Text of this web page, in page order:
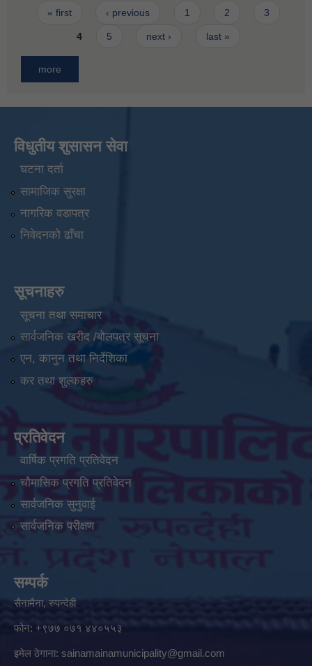
Pages
« first ‹ previous 1 2 3
4 5 next › last »
more
विधुतीय शुसासन सेवा
घटना दर्ता
सामाजिक सुरक्षा
नागरिक वडापत्र
निवेदनको ढाँचा
सूचनाहरु
सूचना तथा समाचार
सार्वजनिक खरीद /बोलपत्र सूचना
एन, कानुन तथा निर्देशिका
कर तथा शुल्कहरु
प्रतिवेदन
वार्षिक प्रगति प्रतिवेदन
चौमासिक प्रगति प्रतिवेदन
सार्वजनिक सुनुवाई
सार्वजनिक परीक्षण
सम्पर्क
सैनामैना, रुपन्देही
फोन: +९७७ ०७१ ४४०५५३
इमेल ठेगाना: sainamainamunicipality@gmail.com